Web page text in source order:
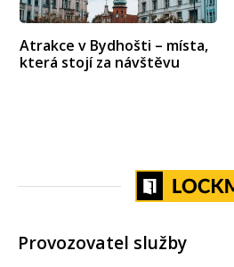
Atrakce v Bydhošti – místa,
která stojí za návštěvu
Provozovatel služby